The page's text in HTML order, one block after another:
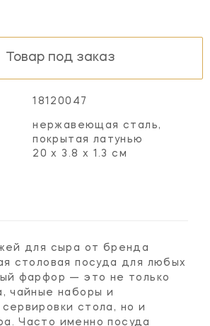
Товар под заказ
18120047
нержавеющая сталь,
покрытая латунью
20 х 3.8 х 1.3 см
для сыра от бренда
столовая посуда для любых
фарфор — это не только
чайные наборы и
стола, но и
Часто именно посуда